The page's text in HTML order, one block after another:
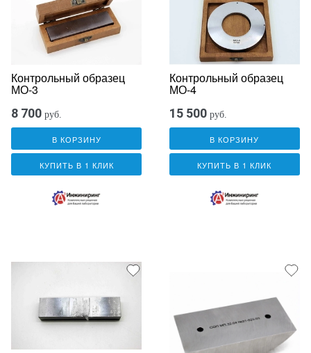
Контрольный образец
МО-3
8 700 руб.
В КОРЗИНУ
КУПИТЬ В 1 КЛИК
Контрольный образец
МО-4
15 500 руб.
В КОРЗИНУ
КУПИТЬ В 1 КЛИК